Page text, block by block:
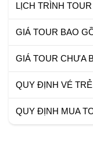
LỊCH TRÌNH TOUR
GIÁ TOUR BAO
GIÁ TOUR CHƯA
QUY ĐỊNH VÉ
QUY ĐỊNH MUA